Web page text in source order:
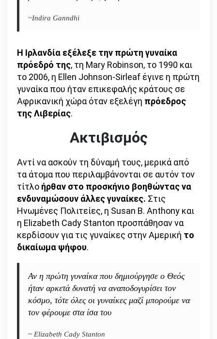
~Indira Ganndhi
Η Ιρλανδία εξέλεξε την πρώτη γυναίκα
πρόεδρό της, τη Mary Robinson, το 1990 και
το 2006, η Ellen Johnson-Sirleaf έγινε η πρώτη
γυναίκα που ήταν επικεφαλής κράτους σε
Αφρικανική χώρα όταν εξελέγη πρόεδρος
της Λιβερίας.
Ακτιβισμός
Αντί να ασκούν τη δύναμή τους, μερικά από
τα άτομα που περιλαμβάνονται σε αυτόν τον
τίτλο ήρθαν στο προσκήνιο βοηθώντας να
ενδυναμώσουν άλλες γυναίκες. Στις
Ηνωμένες Πολιτείες, η Susan B. Anthony και
η Elizabeth Cady Stanton προσπάθησαν να
κερδίσουν για τις γυναίκες στην Αμερική το
δικαίωμα ψήφου.
Αν η πρώτη γυναίκα που δημιούργησε ο Θεός
ήταν αρκετά δυνατή να αναποδογυρίσει τον
κόσμο, τότε όλες οι γυναίκες μαζί μπορούμε να
τον φέρουμε στα ίσα του
~ Εlizabeth Cady Stanton